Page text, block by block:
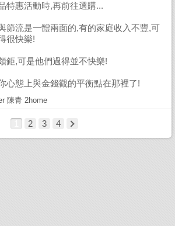
特惠活動時,再前往選購...
節流是一體兩面的,有的家庭收入不豐,可
很快樂!
鉅,可是他們過得並不快樂!
心態上與金錢觀的平衡點在那裡了!
陳青 2home
2 3 4